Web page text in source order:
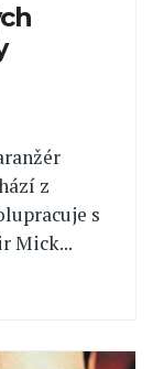
z
s
Mick...